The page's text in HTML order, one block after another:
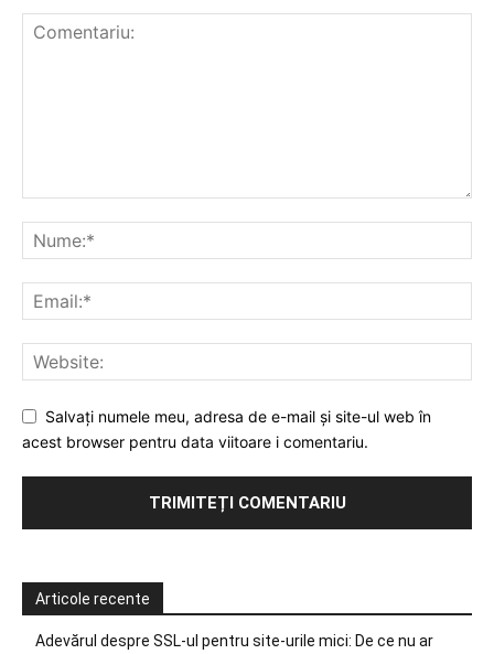
Salvați numele meu, adresa de e-mail și site-ul web în
acest browser pentru data viitoare i comentariu.
Articole recente
Adevărul despre SSL-ul pentru site-urile mici: De ce nu ar